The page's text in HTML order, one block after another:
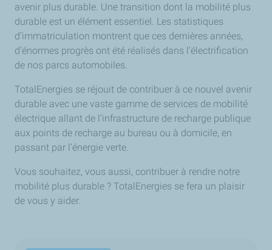
avenir plus durable. Une transition dont la mobilité plus
durable est un élément essentiel. Les statistiques
d’immatriculation montrent que ces dernières années,
d’énormes progrès ont été réalisés dans l’électrification
de nos parcs automobiles.
TotalEnergies se réjouit de contribuer à ce nouvel avenir
durable avec une vaste gamme de services de mobilité
électrique allant de l’infrastructure de recharge publique
aux points de recharge au bureau ou à domicile, en
passant par l’énergie verte.
Vous souhaitez, vous aussi, contribuer à rendre notre
mobilité plus durable ? TotalEnergies se fera un plaisir
de vous y aider.